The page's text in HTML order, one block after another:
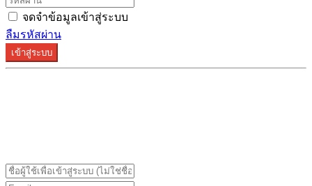
จดจำข้อมูลเข้าสู่ระบบ
ลืมรหัสผ่าน
เข้าสู่ระบบ